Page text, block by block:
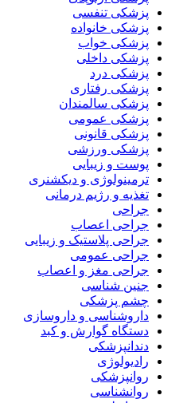
پزشکی تنفسی
پزشکی خانواده
پزشکی خواب
پزشکی داخلی
پزشکی درد
پزشکی رفتاری
پزشکی سالمندان
پزشکی عمومی
پزشکی قانونی
پزشکی ورزشی
پوست و زیبایی
ترمینولوژی و دیکشنری
تغذیه و رژیم درمانی
جراحی
جراحی اعصاب
جراحی پلاستیک و زیبایی
جراحی عمومی
جراحی مغز و اعصاب
جنین شناسی
چشم پزشکی
داروشناسی و داروسازی
دستگاه گوارش و کبد
دندانپزشکی
رادیولوژی
روانپزشکی
روانشناسی